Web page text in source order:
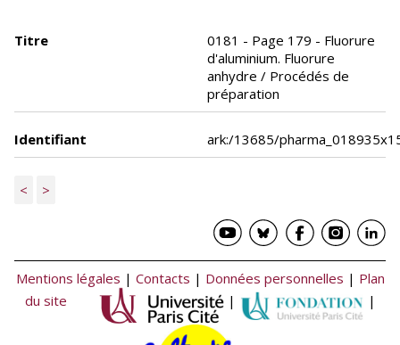
Titre
0181 - Page 179 - Fluorure
d'aluminium. Fluorure
anhydre / Procédés de
préparation
Identifiant ark:/13685/
< >
Mentions légales | Contacts | Données personnelles | Plan
du site
| |